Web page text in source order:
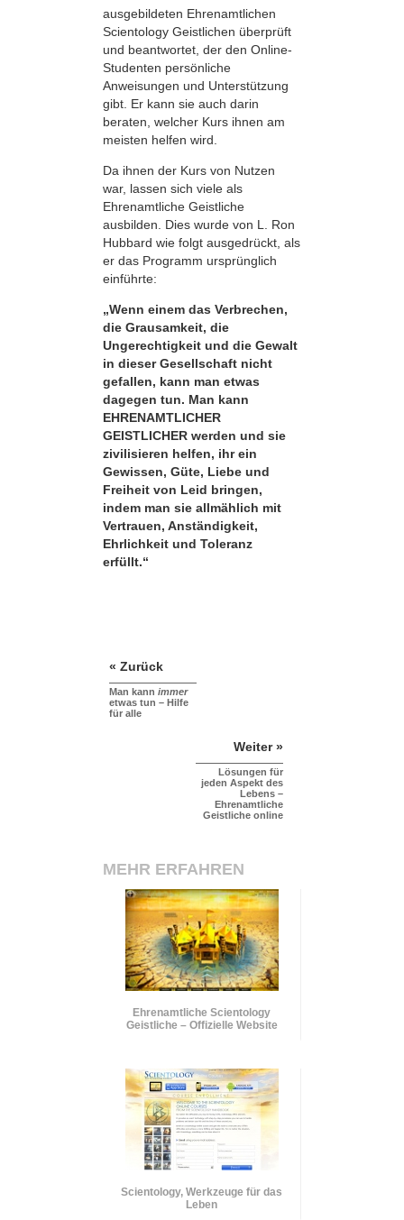
ausgebildeten Ehrenamtlichen
Scientology Geistlichen überprüft
und beantwortet, der den Online-
Studenten persönliche
Anweisungen und Unterstützung
gibt. Er kann sie auch darin
beraten, welcher Kurs ihnen am
meisten helfen wird.
Da ihnen der Kurs von Nutzen
war, lassen sich viele als
Ehrenamtliche Geistliche
ausbilden. Dies wurde von L. Ron
Hubbard wie folgt ausgedrückt, als
er das Programm ursprünglich
einführte:
„Wenn einem das Verbrechen,
die Grausamkeit, die
Ungerechtigkeit und die Gewalt
in dieser Gesellschaft nicht
gefallen, kann man etwas
dagegen tun. Man kann
EHRENAMTLICHER
GEISTLICHER werden und sie
zivilisieren helfen, ihr ein
Gewissen, Güte, Liebe und
Freiheit von Leid bringen,
indem man sie allmählich mit
Vertrauen, Anständigkeit,
Ehrlichkeit und Toleranz
erfüllt.“
« Zurück
Man kann immer
etwas tun – Hilfe
für alle
Weiter »
Lösungen für
jeden Aspekt des
Lebens –
Ehrenamtliche
Geistliche online
MEHR ERFAHREN
Ehrenamtliche Scientology
Geistliche – Offizielle Website
Scientology, Werkzeuge für das
Leben